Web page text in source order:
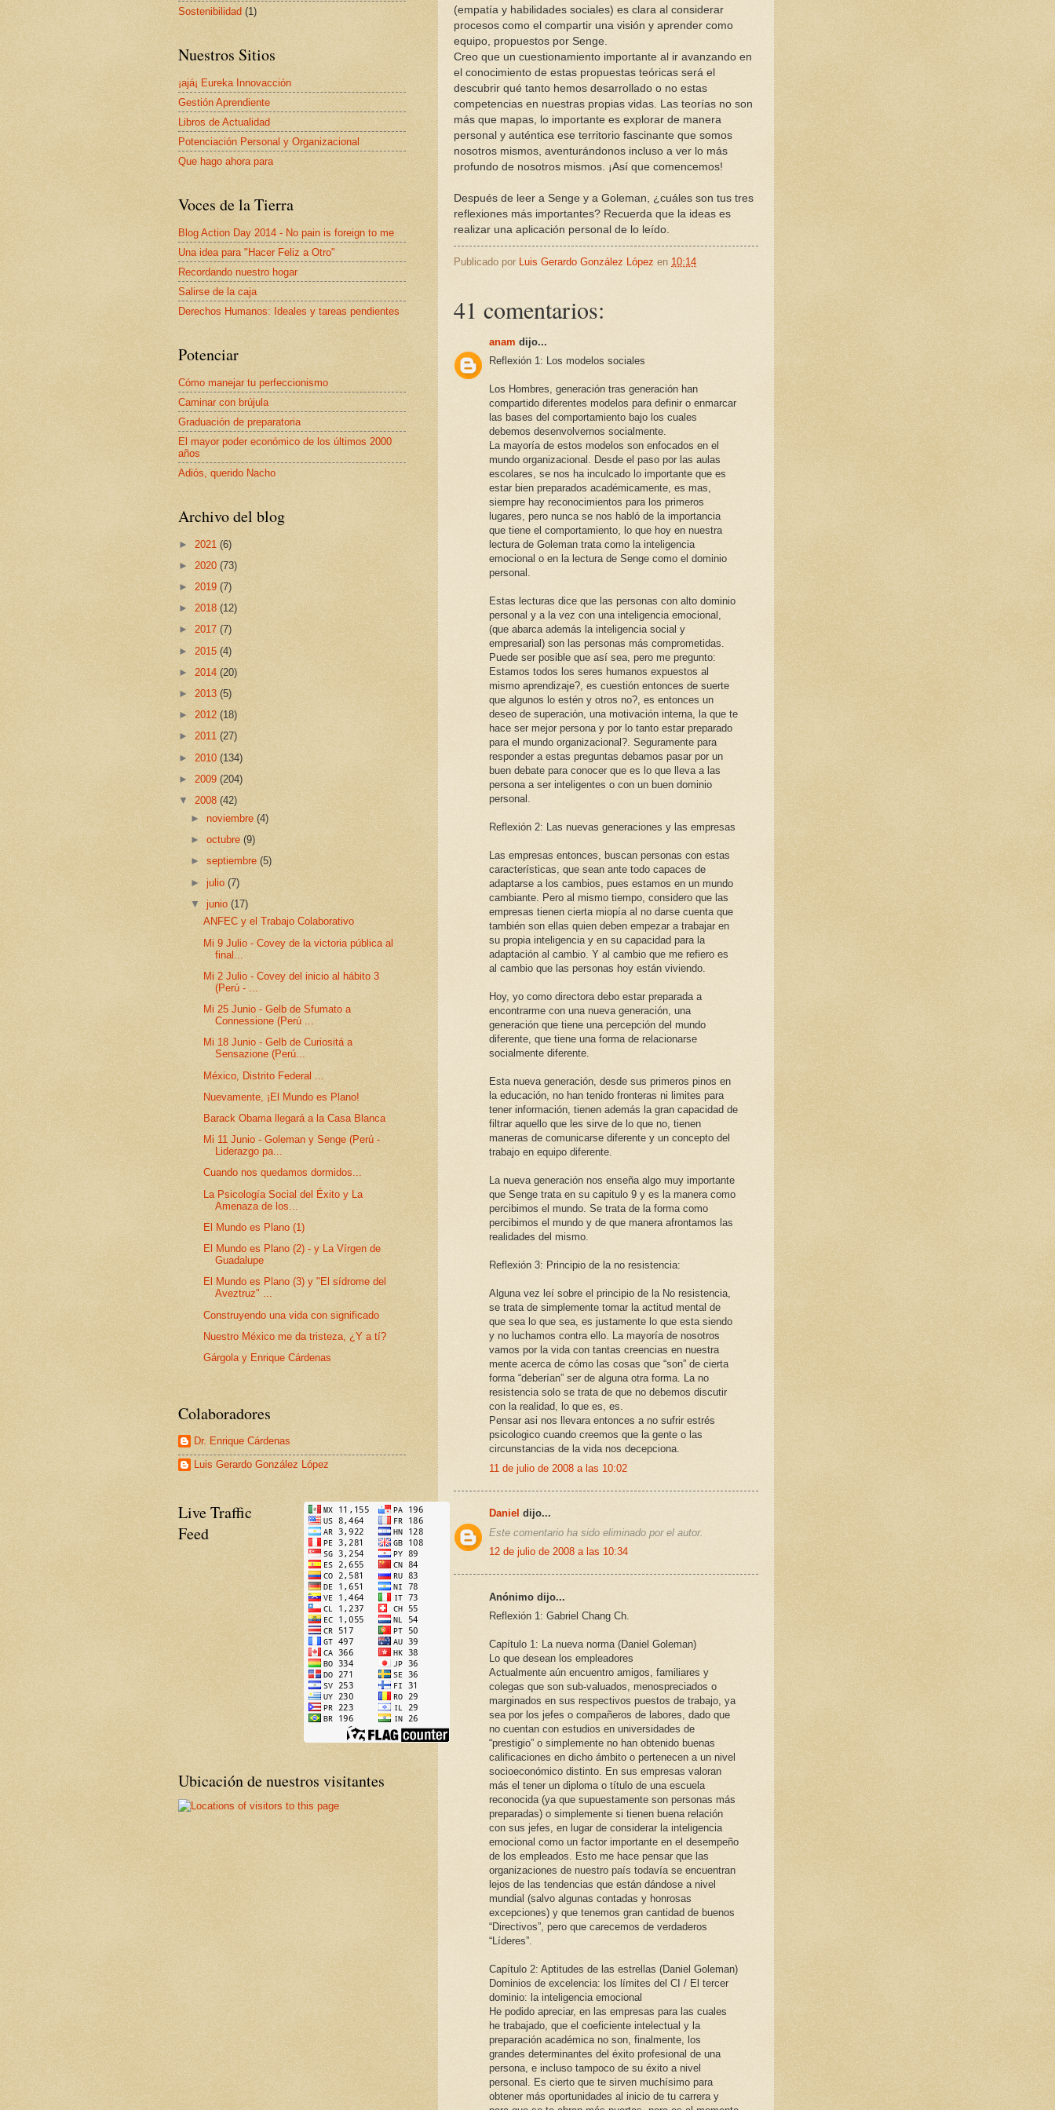
(empatía y habilidades sociales) es clara al considerar
procesos como el compartir una visión y aprender como
equipo, propuestos por Senge.
Creo que un cuestionamiento importante al ir avanzando en
el conocimiento de estas propuestas teóricas será el
descubrir qué tanto hemos desarrollado o no estas
competencias en nuestras propias vidas. Las teorías no son
más que mapas, lo importante es explorar de manera
personal y auténtica ese territorio fascinante que somos
nosotros mismos, aventurándonos incluso a ver lo más
profundo de nosotros mismos. ¡Así que comencemos!
Después de leer a Senge y a Goleman, ¿cuáles son tus tres
reflexiones más importantes? Recuerda que la ideas es
realizar una aplicación personal de lo leído.
Publicado por Luis Gerardo González López en 10:14
41 comentarios:
anam dijo...
Reflexión 1: Los modelos sociales
Los Hombres, generación tras generación han
compartido diferentes modelos para definir o enmarcar
las bases del comportamiento bajo los cuales
debemos desenvolvernos socialmente.
La mayoría de estos modelos son enfocados en el
mundo organizacional. Desde el paso por las aulas
escolares, se nos ha inculcado lo importante que es
estar bien preparados académicamente, es mas,
siempre hay reconocimientos para los primeros
lugares, pero nunca se nos habló de la importancia
que tiene el comportamiento, lo que hoy en nuestra
lectura de Goleman trata como la inteligencia
emocional o en la lectura de Senge como el dominio
personal.
Estas lecturas dice que las personas con alto dominio
personal y a la vez con una inteligencia emocional,
(que abarca además la inteligencia social y
empresarial) son las personas más comprometidas.
Puede ser posible que así sea, pero me pregunto:
Estamos todos los seres humanos expuestos al
mismo aprendizaje?, es cuestión entonces de suerte
que algunos lo estén y otros no?, es entonces un
deseo de superación, una motivación interna, la que te
hace ser mejor persona y por lo tanto estar preparado
para el mundo organizacional?. Seguramente para
responder a estas preguntas debamos pasar por un
buen debate para conocer que es lo que lleva a las
persona a ser inteligentes o con un buen dominio
personal.
Reflexión 2: Las nuevas generaciones y las empresas
Las empresas entonces, buscan personas con estas
características, que sean ante todo capaces de
adaptarse a los cambios, pues estamos en un mundo
cambiante. Pero al mismo tiempo, considero que las
empresas tienen cierta miopía al no darse cuenta que
también son ellas quien deben empezar a trabajar en
su propia inteligencia y en su capacidad para la
adaptación al cambio. Y al cambio que me refiero es
al cambio que las personas hoy están viviendo.
Hoy, yo como directora debo estar preparada a
encontrarme con una nueva generación, una
generación que tiene una percepción del mundo
diferente, que tiene una forma de relacionarse
socialmente diferente.
Esta nueva generación, desde sus primeros pinos en
la educación, no han tenido fronteras ni limites para
tener información, tienen además la gran capacidad de
filtrar aquello que les sirve de lo que no, tienen
maneras de comunicarse diferente y un concepto del
trabajo en equipo diferente.
La nueva generación nos enseña algo muy importante
que Senge trata en su capitulo 9 y es la manera como
percibimos el mundo. Se trata de la forma como
percibimos el mundo y de que manera afrontamos las
realidades del mismo.
Reflexión 3: Principio de la no resistencia:
Alguna vez leí sobre el principio de la No resistencia,
se trata de simplemente tomar la actitud mental de
que sea lo que sea, es justamente lo que esta siendo
y no luchamos contra ello. La mayoría de nosotros
vamos por la vida con tantas creencias en nuestra
mente acerca de cómo las cosas que “son” de cierta
forma “deberían” ser de alguna otra forma. La no
resistencia solo se trata de que no debemos discutir
con la realidad, lo que es, es.
Pensar asi nos llevara entonces a no sufrir estrés
psicologico cuando creemos que la gente o las
circunstancias de la vida nos decepciona.
11 de julio de 2008 a las 10:02
Daniel dijo...
Este comentario ha sido eliminado por el autor.
12 de julio de 2008 a las 10:34
Anónimo dijo...
Reflexión 1: Gabriel Chang Ch.
Capítulo 1: La nueva norma (Daniel Goleman)
Lo que desean los empleadores
Actualmente aún encuentro amigos, familiares y
colegas que son sub-valuados, menospreciados o
marginados en sus respectivos puestos de trabajo, ya
sea por los jefes o compañeros de labores, dado que
no cuentan con estudios en universidades de
“prestigio” o simplemente no han obtenido buenas
calificaciones en dicho ámbito o pertenecen a un nivel
socioeconómico distinto. En sus empresas valoran
más el tener un diploma o título de una escuela
reconocida (ya que supuestamente son personas más
preparadas) o simplemente si tienen buena relación
con sus jefes, en lugar de considerar la inteligencia
emocional como un factor importante en el desempeño
de los empleados. Esto me hace pensar que las
organizaciones de nuestro país todavía se encuentran
lejos de las tendencias que están dándose a nivel
mundial (salvo algunas contadas y honrosas
excepciones) y que tenemos gran cantidad de buenos
“Directivos”, pero que carecemos de verdaderos
“Líderes”.
Capítulo 2: Aptitudes de las estrellas (Daniel Goleman)
Dominios de excelencia: los límites del CI / El tercer
dominio: la inteligencia emocional
He podido apreciar, en las empresas para las cuales
he trabajado, que el coeficiente intelectual y la
preparación académica no son, finalmente, los
grandes determinantes del éxito profesional de una
persona, e incluso tampoco de su éxito a nivel
personal. Es cierto que te sirven muchísimo para
obtener más oportunidades al inicio de tu carrera y
Sostenibilidad (1)
Nuestros Sitios
¡ajá¡ Eureka Innovacción
Gestión Aprendiente
Libros de Actualidad
Potenciación Personal y Organizacional
Que hago ahora para
Voces de la Tierra
Blog Action Day 2014 - No pain is foreign to me
Una idea para "Hacer Feliz a Otro"
Recordando nuestro hogar
Salirse de la caja
Derechos Humanos: Ideales y tareas pendientes
Potenciar
Cómo manejar tu perfeccionismo
Caminar con brújula
Graduación de preparatoria
El mayor poder económico de los últimos 2000
años
Adiós, querido Nacho
Archivo del blog
► 2021 (6)
► 2020 (73)
► 2019 (7)
► 2018 (12)
► 2017 (7)
► 2015 (4)
► 2014 (20)
► 2013 (5)
► 2012 (18)
► 2011 (27)
► 2010 (134)
► 2009 (204)
▼ 2008 (42)
►noviembre(4)
►octubre(9)
►septiembre(5)
►julio(7)
▼junio(17)
ANFEC y el Trabajo Colaborativo
Mi 9 Julio - Covey de la victoria pública al
final...
Mi 2 Julio - Covey del inicio al hábito 3
(Perú - ...
Mi 25 Junio - Gelb de Sfumato a
Connessione (Perú ...
Mi 18 Junio - Gelb de Curiositá a
Sensazione (Perú...
México, Distrito Federal ...
Nuevamente, ¡El Mundo es Plano!
Barack Obama llegará a la Casa Blanca
Mi 11 Junio - Goleman y Senge (Perú -
Liderazgo pa...
Cuando nos quedamos dormidos...
La Psicología Social del Éxito y La
Amenaza de los...
El Mundo es Plano (1)
El Mundo es Plano (2) - y La Vírgen de
Guadalupe
El Mundo es Plano (3) y "El sídrome del
Aveztruz" ...
Construyendo una vida con significado
Nuestro México me da tristeza, ¿Y a tí?
Gárgola y Enrique Cárdenas
Colaboradores
Dr. Enrique Cárdenas
Luis Gerardo González López
Live Traffic
Feed
Ubicación de nuestros visitantes